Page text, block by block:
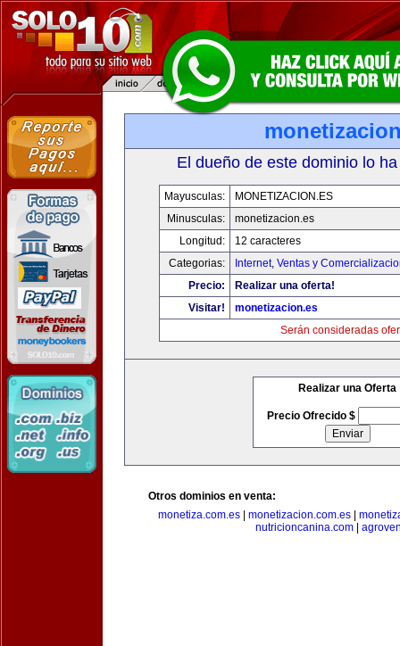
El dueño de este dominio lo
Mayusculas:
MONETIZACION.ES
Minusculas:
monetizacion.es
Longitud:
12 caracteres
Categorias:
Internet, Ventas y
Precio:
Realizar una oferta!
Visitar!
monetizacion.es
Serán consideradas
Realizar una Oferta
Precio Ofrecido $
Otros dominios en venta:
monetiza.com.es| monetizacion.com.es|
nutricioncanina.com